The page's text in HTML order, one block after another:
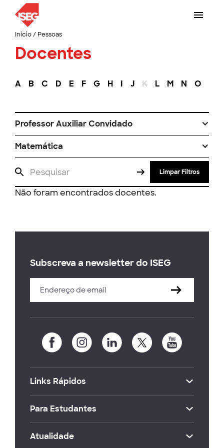
Início/ Pessoas
Docentes
A B C D E F G H I J K L M N O
Professor Auxiliar Convidado
Matemática
Limpar Filtros
Não foram encontrados docentes.
Subscreva a newsletter do ISEG
Links Rápidos
Para Estudantes
Atualidade